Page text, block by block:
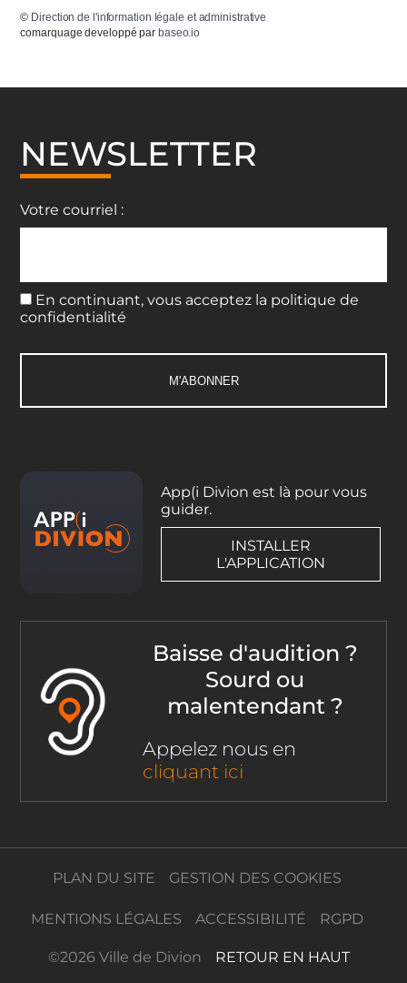
© Direction de l'information légale et administrative
comarquage developpé par baseo.io
NEWSLETTER
Votre courriel :
En continuant, vous acceptez la politique de
confidentialité
App(i Divion est là pour vous
guider.
INSTALLER
L'APPLICATION
Baisse d'audition ?
Sourd ou
malentendant ?
Appelez nous en
cliquant ici
PLAN DU SITE GESTION DES COOKIES
MENTIONS LÉGALES ACCESSIBILITÉ RGPD
©2026 Ville de Divion RETOUR EN HAUT